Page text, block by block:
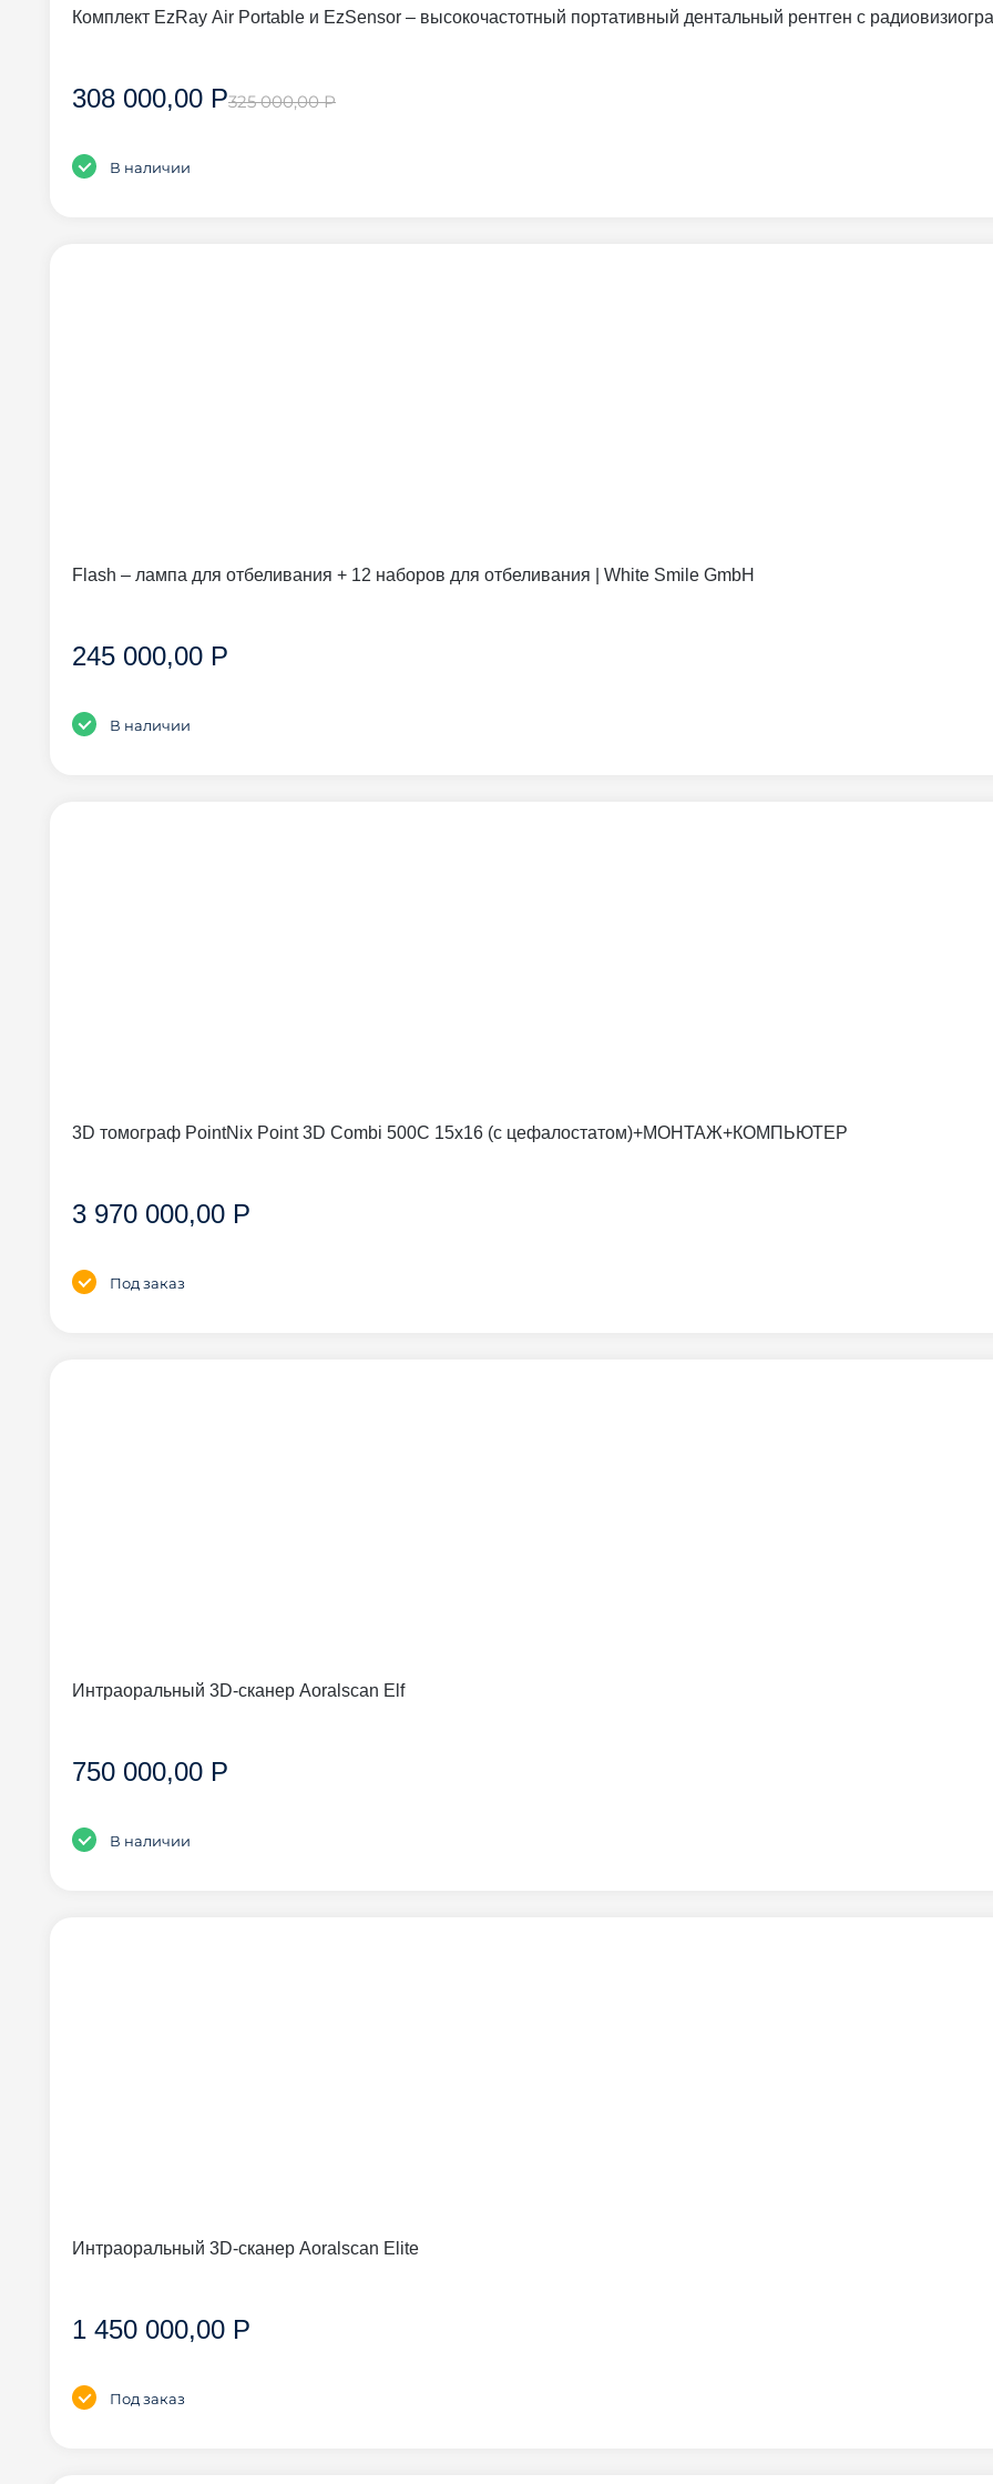
Комплект EzRay Air Portable и EzSensor – высокочастотный портативный дентальный рентген с
308 000,00 Р325 000,00 Р
В наличии
Flash – лампа для отбеливания + 12 наборов для отбеливания | White Smile GmbH
245 000,00 Р
В наличии
3D томограф PointNix Point 3D Combi 500C 15х16 (с цефалостатом)+МОНТАЖ+КОМПЬЮТЕР
3 970 000,00 Р
Под заказ
Интраоральный 3D-сканер Aoralscan Elf
750 000,00 Р
В наличии
Интраоральный 3D-сканер Aoralscan Elite
1 450 000,00 Р
Под заказ